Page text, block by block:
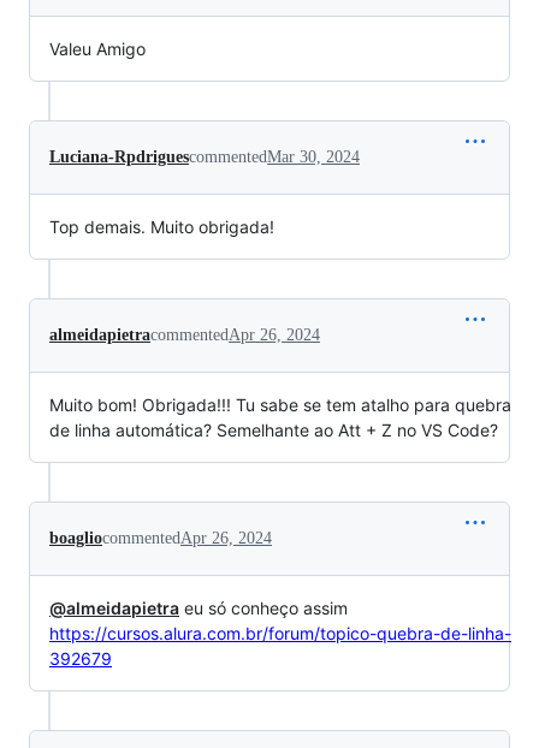
Valeu Amigo
Luciana-RpdriguescommentedMar 30, 2024
Top demais. Muito obrigada!
almeidapietracommentedApr 26, 2024
Muito bom! Obrigada!!! Tu sabe se tem atalho para quebra
de linha automática? Semelhante ao Att + Z no VS Code?
boagliocommentedApr 26, 2024
@almeidapietra eu só conheço assim
https://cursos.alura.com.br/forum/topico-quebra-de-linha-
392679